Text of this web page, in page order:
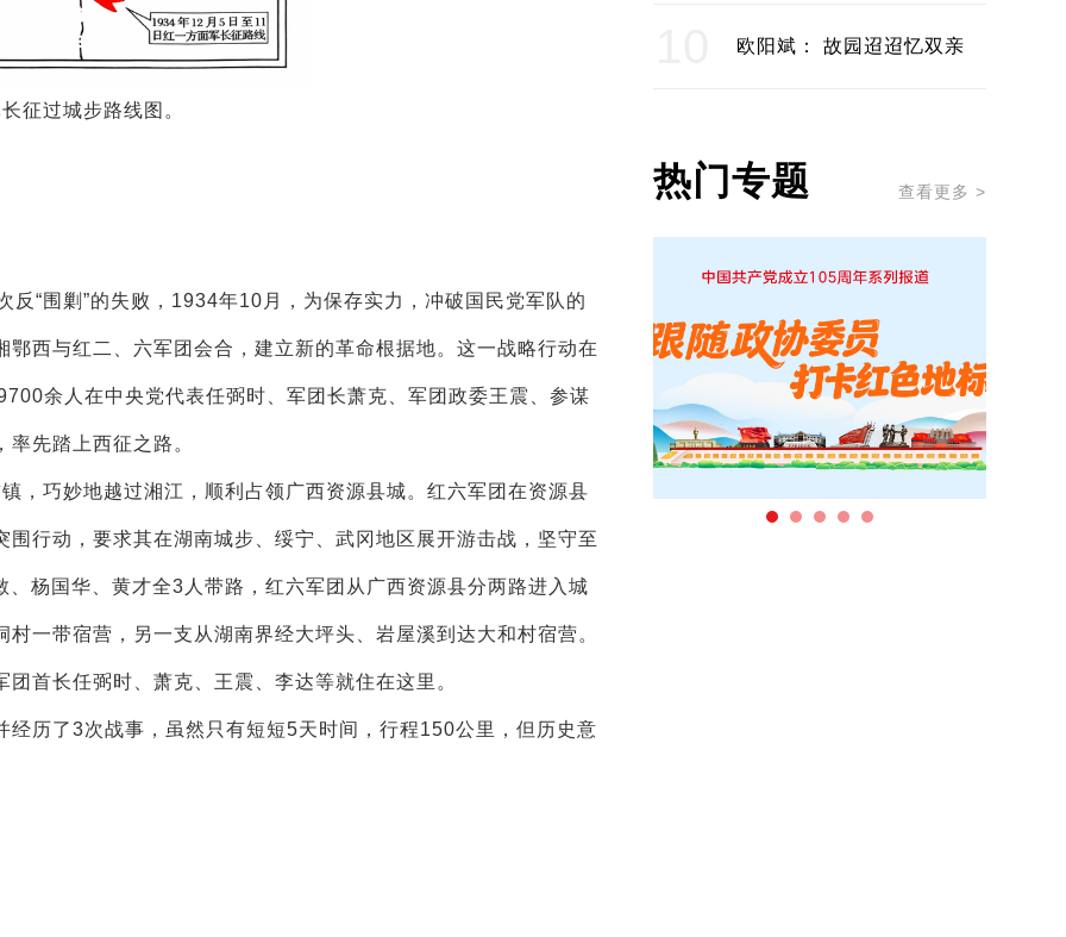
征过城步路线图。
围剿”的失败，1934年10月，为保存实力，冲破国民党军队的
西与红二、六军团会合，建立新的革命根据地。这一战略行动在
余人在中央党代表任弼时、军团长萧克、军团政委王震、参谋
先踏上西征之路。
巧妙地越过湘江，顺利占领广西资源县城。红六军团在资源县
行动，要求其在湖南城步、绥宁、武冈地区展开游击战，坚守至
杨国华、黄才全3人带路，红六军团从广西资源县分两路进入城
一带宿营，另一支从湖南界经大坪头、岩屋溪到达大和村宿营。
首长任弼时、萧克、王震、李达等就住在这里。
了3次战事，虽然只有短短5天时间，行程150公里，但历史意
欧阳斌： 故园迢迢忆双亲
热门专题 查看更多 >